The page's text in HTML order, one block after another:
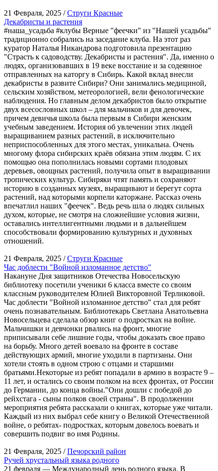
21 Февраля, 2025 /Струги Красные
Декабристы и растения
#наша_усадьба #клубы Верные "феечки" из "Нашей усадьбы"
традиционно собрались на заседание клуба. На этот раз
куратор Наталья Никандрова подготовила презентацию
"Страсть к садоводству. Декабристы и растения". Да, именно о
людях, организовавших в 19 веке восстание и за содеянное
отправленных на каторгу в Сибирь.️ Какой вклад внесли
декабристы в развите Сибири? Они занимались медициной,
сельским хозяйством, метеорологией, вели фенологические
наблюдения. Но главным делом декабристов было открытие
двух всесословных школ – для мальчиков и для девочек,
причем девичья школа была первым в Сибири женским
учебным заведением. История об увлечении этих людей
выращиванием разных растений, в исключительно
неприспособленных для этого местах, уникальна. Очень
многому флора сибирских краёв обязана этим людям. С их
помощью она пополнилась новыми сортами плодовых
деревьев, овощных растений, получила опыт в выращивании
тропических культур. Сибиряки чтят память и сохраняют
историю в созданных музеях, выращивают и берегут сорта
растений, над которыми корпели каторжане. Рассказ очень
впечатлил наших "феечек". Ведь речь шла о людях сильных
духом, которые, не смотря на сложнейшие условия жизни,
оставались интеллигентными людьми и в дальнейшем
способствовали формированию культурных и духовных
отношений.
21 Февраля, 2025 /Струги Красные
Час доблести "Войной изломанное детство"
Накануне Дня защитников Отечества Новосельскую
библиотеку посетили ученики 6 класса вместе со своим
классным руководителем Юлией Викторовной Терликовой.
Час доблести "Войной изломанное детство" стал для ребят
очень познавательным. Библиотекарь Светлана Анатольевна
Новосельцева сделала обзор книг о подростках на войне.
Мальчишки и девчонки рвались на фронт, многие
приписывали себе лишние годы, чтобы доказать свое право
на борьбу. Много детей воевало на фронте в составе
действующих армий, многие уходили в партизаны. Они
хотели стоять в одном строю с отцами и старшими
братьями.Некоторые из ребят попадали в армию в возрасте 9 –
11 лет, и остались со своим полком на всех фронтах, от России
до Германии, до конца войны."Они дошли с победой до
рейхстага - сыны полков своей страны". В продолжении
мероприятия ребята рассказали о книгах, которые уже читали.
Каждый из них выбрал себе книгу о Великой Отечественной
войне, о ребятах- подростках, которым довелось воевать и
совершить подвиг во имя Родины.
21 Февраля, 2025 /Печорский район
Ручей хрустальный языка родного
21 февраля — Международный день родного языка. В